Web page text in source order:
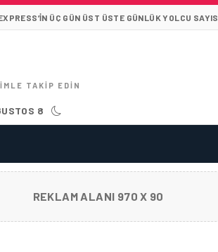
ÜÇ GÜN ÜST ÜSTE GÜNLÜK YOLCU
TAKIP EDIN
8
REKLAM ALANI 970 X 90